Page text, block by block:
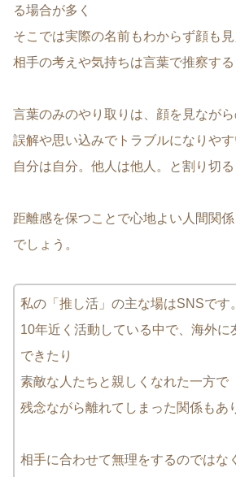
る場合が多く
そこでは実際の名前もわからず顔も見
相手の考えや気持ちは言葉で推察する
言葉のみのやり取りは、顔を見なが
誤解や思い込みでトラブルになりや
自分は自分。他人は他人。と割り切る
距離感を保つことで心地よい人間関
でしょう。
私の「推し活」の主な場はSNSです。
10年近く活動している中で、海外に
できたり
素敵な人たちと親しくなれた一方で
残念ながら離れてしまった関係もあ
相手に合わせて無理をするのではなく